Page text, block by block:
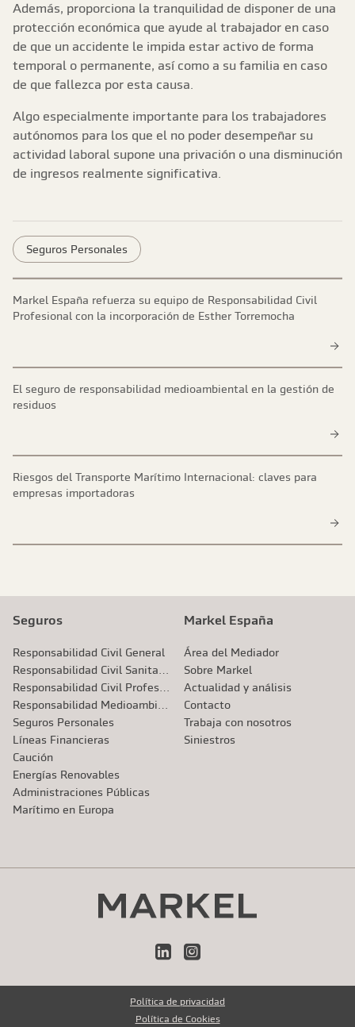
Además, proporciona la tranquilidad de disponer de una
protección económica que ayude al trabajador en caso
de que un accidente le impida estar activo de forma
temporal o permanente, así como a su familia en caso
de que fallezca por esta causa.
Algo especialmente importante para los trabajadores
autónomos para los que el no poder desempeñar su
actividad laboral supone una privación o una disminución
de ingresos realmente significativa.
Seguros Personales
Markel España refuerza su equipo de Responsabilidad Civil
Profesional con la incorporación de Esther Torremocha
El seguro de responsabilidad medioambiental en la gestión de
residuos
Riesgos del Transporte Marítimo Internacional: claves para
empresas importadoras
Seguros
Responsabilidad Civil General
Seguros Personales
Líneas Financieras
Caución
Energías Renovables
Administraciones Públicas
Marítimo en Europa
Markel España
Área del Mediador
Sobre Markel
Actualidad y análisis
Contacto
Trabaja con nosotros
Siniestros
LinkedInInstagram
Política de privacidad
Política de Cookies